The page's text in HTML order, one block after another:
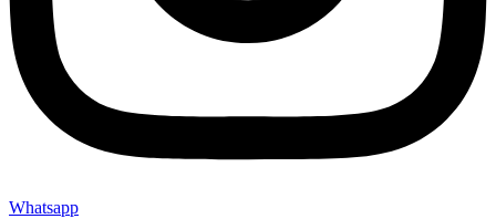
Whatsapp